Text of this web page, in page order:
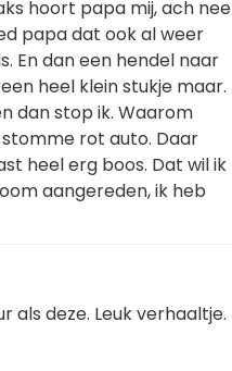
hoort papa mij, ach nee
papa dat ook al weer
En dan een hendel naar
heel klein stukje maar.
dan stop ik. Waarom
rot auto. Daar
heel erg boos. Dat wil ik
aangereden, ik heb
als deze. Leuk verhaaltje.